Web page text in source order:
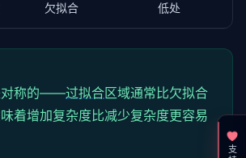
欠拟合
低处
对称的——过拟合区域通常比欠拟合
着增加复杂度比减少复杂度更容易